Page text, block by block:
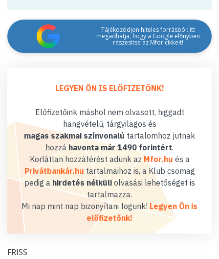
Tájékozódjon hiteles forrásból: itt
megadhatja, hogy a Google előnyben
részesítse az Mfor cikkeit!
LEGYEN ÖN IS ELŐFIZETŐNK!
Előfizetőink máshol nem olvasott, higgadt
hangvételű, tárgyilagos és
magas szakmai színvonalú tartalomhoz jutnak
hozzáhavonta már 1490 forintért.
Korlátlan hozzáférést adunk az Mfor.hu és a
Privátbankár.hu tartalmaihoz is, a Klub csomag
pedig a hirdetés nélküliolvasási lehetőséget is
tartalmazza.
Mi nap mint nap bizonyítani fogunk! Legyen Ön is
előfizetőnk!
FRISS